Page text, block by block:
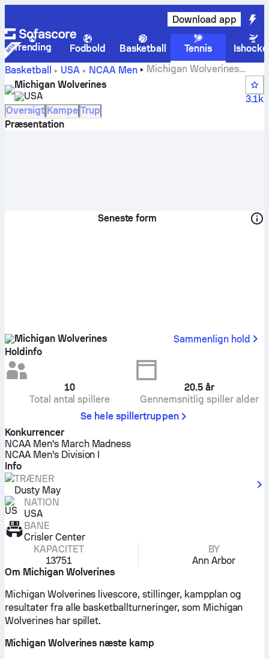
Download app
Trending Fodbold Basketball Tennis
Basketball
USA NCAA Men
Michigan Wolverines
score, stillinger, kampplan og spillere
Michigan Wolverines
USA
3.1k
Oversigt Kampe Trup
Præsentation
Seneste form
Michigan Wolverines
Sammenlign hold
Holdinfo
10
Total antal spillere
20.5 år
Gennemsnitlig spiller alder
Se hele spillertruppen
Konkurrencer
NCAA Men's March Madness
NCAA Men's Division I
Info
TRÆNER
Dusty May
NATION
USA
BANE
Crisler Center
KAPACITET
13751
BY
Ann Arbor
Om Michigan Wolverines
Michigan Wolverines livescore, stillinger, kampplan og
resultater fra alle basketballturneringer, som Michigan
Wolverines har spillet.
Michigan Wolverines næste kamp